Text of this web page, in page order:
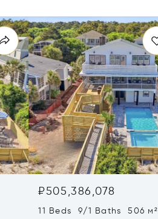
₽505,386,078
11 Beds 9/1 Baths 506 м²